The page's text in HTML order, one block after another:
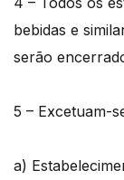
bebidas e
serão
5 – Excetuam-
a)